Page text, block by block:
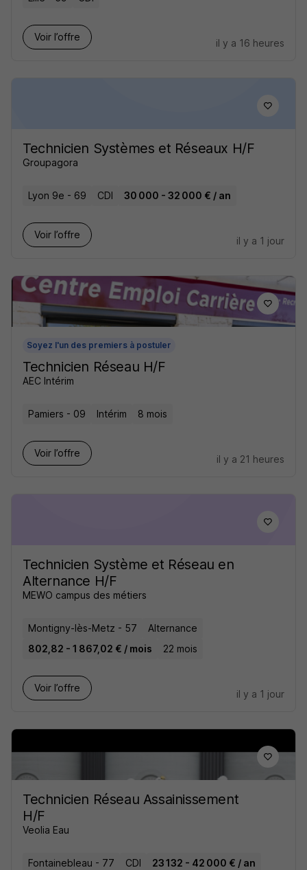
Voir l’offre
il y a 16 heures
Technicien Systèmes et Réseaux H/F
Groupagora
Lyon 9e - 69 CDI 30 000 - 32 000 € / an
Voir l’offre
il y a 1 jour
Soyez l'un des premiers à postuler
Technicien Réseau H/F
AEC Intérim
Pamiers - 09 Intérim 8 mois
Voir l’offre
il y a 21 heures
Technicien Système et Réseau en
Alternance H/F
MEWO campus des métiers
Montigny-lès-Metz - 57
Alternance
802,82 - 1 867,02 € / mois
22 mois
Voir l’offre
il y a 1 jour
Technicien Réseau Assainissement
H/F
Veolia Eau
Fontainebleau - 77 CDI 23 132 - 42 000 € / an